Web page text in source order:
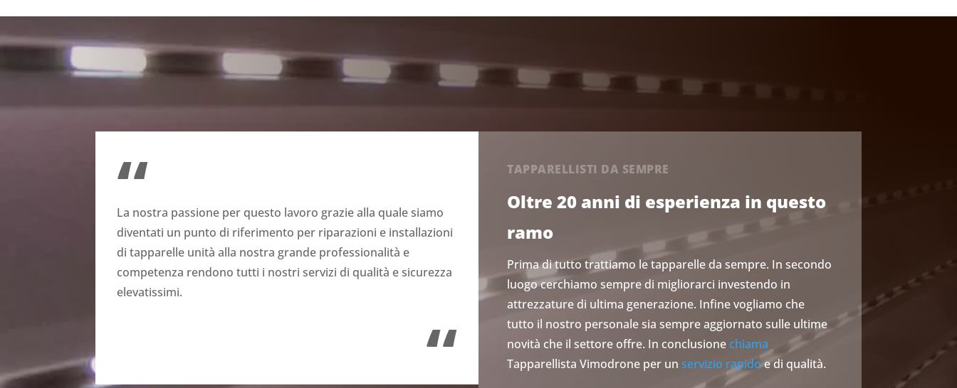
“
La nostra passione per questo lavoro grazie alla quale siamo
diventati un punto di riferimento per riparazioni e installazioni
di tapparelle unità alla nostra grande professionalità e
competenza rendono tutti i nostri servizi di qualità e sicurezza
elevatissimi.
“
TAPPARELLISTI DA SEMPRE
Oltre 20 anni di esperienza in questo
ramo
Prima di tutto trattiamo le tapparelle da sempre. In secondo
luogo cerchiamo sempre di migliorarci investendo in
attrezzature di ultima generazione. Infine vogliamo che
tutto il nostro personale sia sempre aggiornato sulle ultime
novità che il settore offre. In conclusione chiama
Tapparellista Vimodrone per un servizio rapidoe di qualità.